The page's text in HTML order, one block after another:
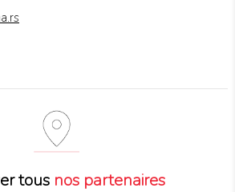
tous nos partenaires